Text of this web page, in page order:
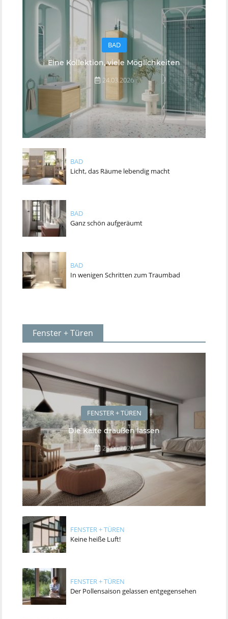
BAD
Eine Kollektion, viele Möglichkeiten
24.03.2026
BAD
Licht, das Räume lebendig macht
BAD
Ganz schön aufgeräumt
BAD
In wenigen Schritten zum Traumbad
Fenster + Türen
FENSTER + TÜREN
Die Kälte draußen lassen
25.06.2026
FENSTER + TÜREN
Keine heiße Luft!
FENSTER + TÜREN
Der Pollensaison gelassen entgegensehen